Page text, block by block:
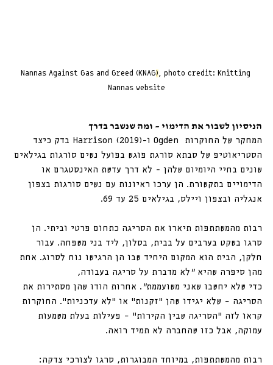
Nannas Against Gas and Greed (KNAG), photo credit: Knitting
Nannas website
הניסיון לשבור את הדימוי – ומה שנשבר בדרך
המחקר של החוקרות  Ogden ו-Harrison (2019)
בדק כיצד
הסטריאוטיפ של סבתא סורגת פוגש בפועל נשים סורגות בגילאים
שונים בחיי היומיום שלהן - לא דרך עדשת האינסטגרם או
הדימויים בתקשורת. הן ערכו ראיונות עם נשים סורגות בצפון
אנגליה ובצפון ויילס, בגילאים 25 עד 69.
רבות מהמשתתפות תיארו את הסריגה כתחום פרטי וביתי. הן
סרגו בשקט בערבים על בבית, בסלון, ליד בני משפחה. עבור
חלקן, הבית הוא המקום היחיד שבו הן הרגישו נוח לסרוג. אחת
מהן סיפרה שהיא “ לא מדברת על סריגה בעבודה,
כדי שלא יחשבו שאני משועממת” . אחרות הודו שהן מסתירות את
הסריגה – שלא יגידו שהן “זקנות” או “לא עדכניות”. החוקרות
קראו לזה “הסריגה שבין הקירות” – פעילות בעלת משמעות
עמוקה, אבל כזו שהחברה לא תמיד רואה.
רבות מהמשתתפות, במיוחד המבוגרות, סרגו לצורכי צדקה: